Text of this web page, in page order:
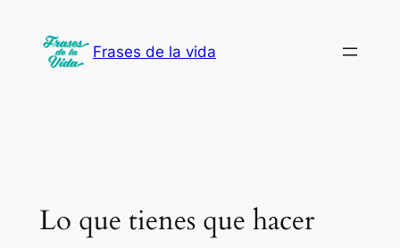
contenido
Frases de la vida
Lo que tienes que hacer